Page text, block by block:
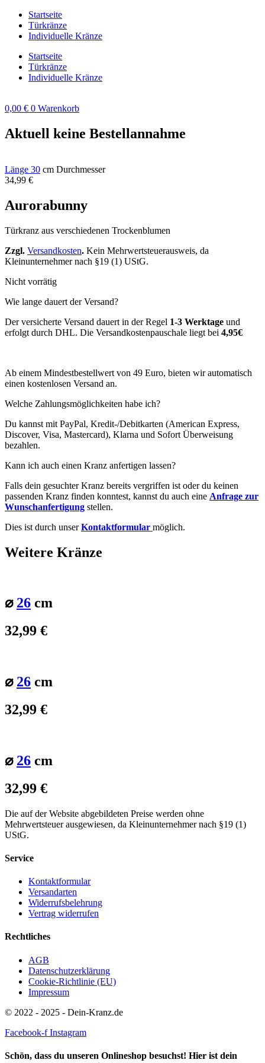
Zum
Inhalt
springen
Startseite
Türkränze
Individuelle Kränze
Startseite
Türkränze
Individuelle Kränze
0,00 € 0 Warenkorb
Aktuell keine Bestellannahme
Länge 30 cm Durchmesser
34,99 €
Aurorabunny
Türkranz aus verschiedenen Trockenblumen
Zzgl. Versandkosten. Kein Mehrwertsteuerausweis, da
Kleinunternehmer nach §19 (1) UStG.
Nicht vorrätig
Wie lange dauert der Versand?
Der versicherte Versand dauert in der Regel 1-3 Werktage und
erfolgt durch DHL. Die Versandkostenpauschale liegt bei 4,95€
Ab einem Mindestbestellwert von 49 Euro, bieten wir automatisch
einen kostenlosen Versand an.
Welche Zahlungsmöglichkeiten habe ich?
Du kannst mit PayPal, Kredit-/Debitkarten (American Express,
Discover, Visa, Mastercard), Klarna und Sofort Überweisung
bezahlen.
Kann ich auch einen Kranz anfertigen lassen?
Falls dein gesuchter Kranz bereits vergriffen ist oder du keinen
passenden Kranz finden konntest, kannst du auch eine Anfrage zur
Wunschanfertigung stellen.
Dies ist durch unserKontaktformular möglich.
Weitere Kränze
⌀ 26 cm
32,99 €
⌀ 26 cm
32,99 €
⌀ 26 cm
32,99 €
Die auf der Website abgebildeten Preise werden ohne
Mehrwertsteuer ausgewiesen, da Kleinunternehmer nach §19 (1)
UStG.
Service
Kontaktformular
Versandarten
Widerrufsbelehrung
Vertrag widerrufen
Rechtliches
AGB
Datenschutzerklärung
Cookie-Richtlinie (EU)
Impressum
© 2022 - 2025 - Dein-Kranz.de
Facebook-f Instagram
Schön, dass du unseren Onlineshop besuchst! Hier ist dein